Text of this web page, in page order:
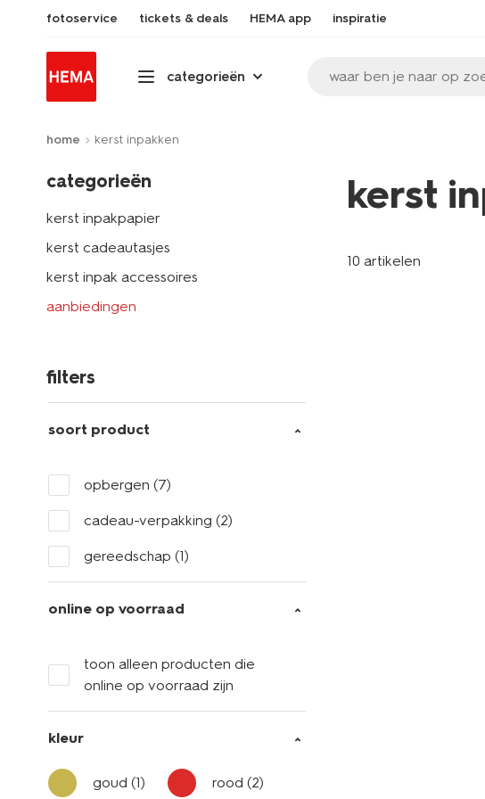
fotoservice tickets & deals HEMA app inspiratie
categorieën waar ben je naar op
home kerst inpakken
categorieën
kerst inpakpapier
kerst cadeautasjes
kerst inpak accessoires
aanbiedingen
filters
soort product
opbergen (7)
cadeau-verpakking (2)
gereedschap (1)
online op voorraad
toon alleen producten die
online op voorraad zijn
kleur
goud (1) rood(2)
kerst
10 artikelen